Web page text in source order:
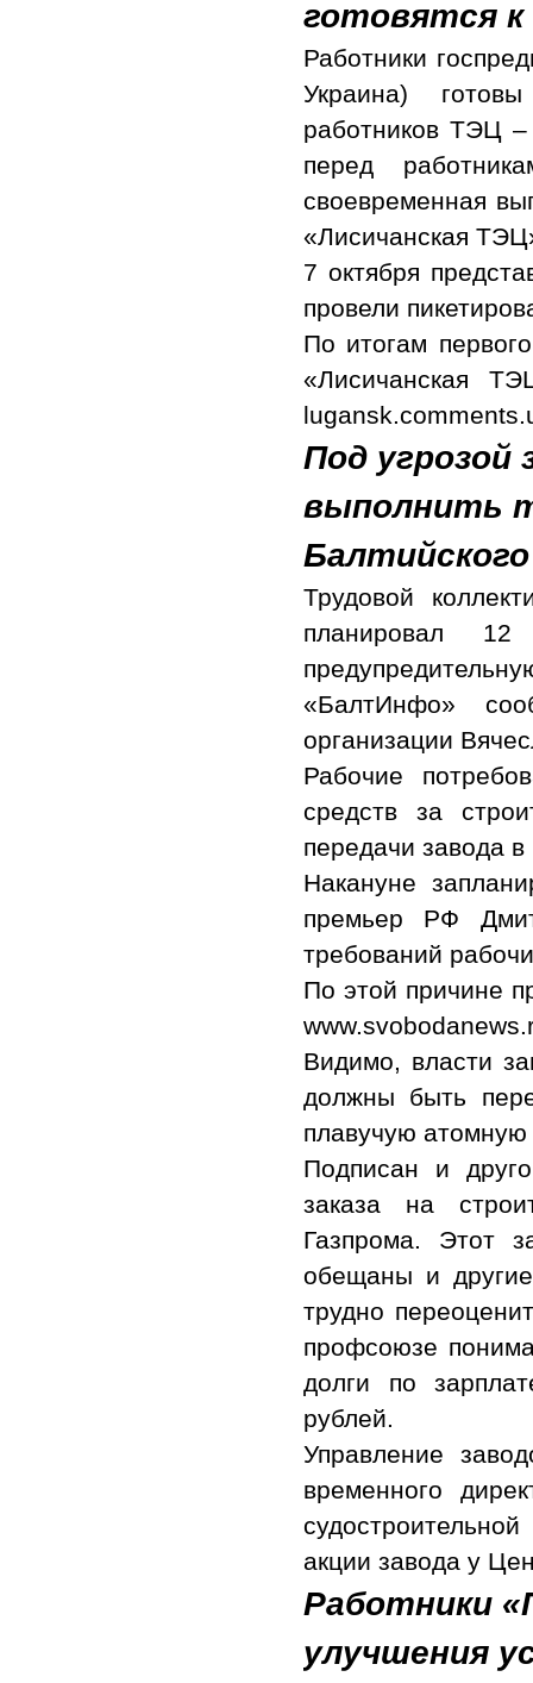
готовятся к
Работники
Украина)
работников ТЭЦ –
перед
своевременная
«Лисичанская
7 октября
провели
По итогам
«Лисичанская
Под угрозой
выполнить
Балтийского
Трудовой
планировал
«БалтИнфо»
организации
Рабочие
средств за
передачи завода в
Накануне
премьер РФ
требований
По этой причине
Видимо, власти
должны быть
плавучую
Подписан и
заказа на
Газпрома. Этот
обещаны и
трудно
профсоюзе
долги по
рублей.
Управление
временного
акции завода у
Работники
улучшения